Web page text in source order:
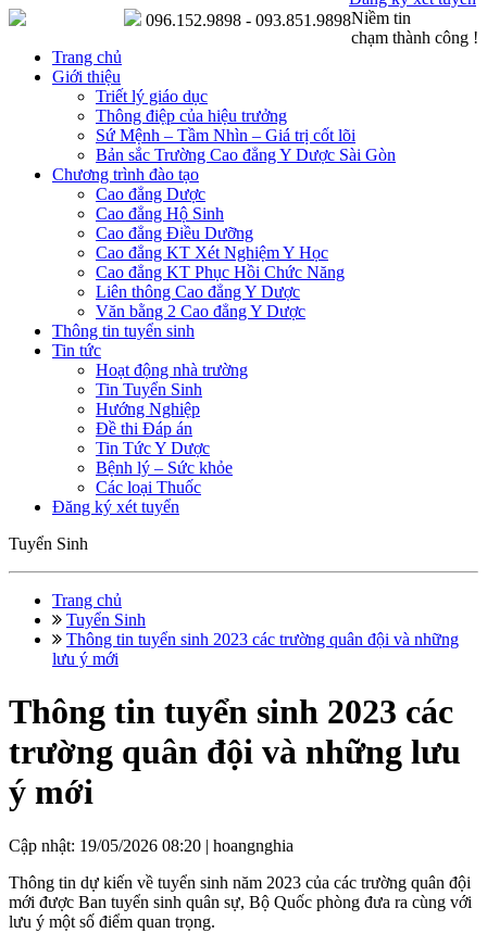
Niềm tin
chạm thành công !
096.152.9898 - 093.851.9898
Trang chủ
Giới thiệu
Triết lý giáo dục
Thông điệp của hiệu trưởng
Sứ Mệnh – Tầm Nhìn – Giá trị cốt lõi
Bản sắc Trường Cao đẳng Y Dược Sài Gòn
Chương trình đào tạo
Cao đẳng Dược
Cao đẳng Hộ Sinh
Cao đẳng Điều Dưỡng
Cao đẳng KT Xét Nghiệm Y Học
Cao đẳng KT Phục Hồi Chức Năng
Liên thông Cao đẳng Y Dược
Văn bằng 2 Cao đẳng Y Dược
Thông tin tuyển sinh
Tin tức
Hoạt động nhà trường
Tin Tuyển Sinh
Hướng Nghiệp
Đề thi Đáp án
Tin Tức Y Dược
Bệnh lý – Sức khỏe
Các loại Thuốc
Đăng ký xét tuyển
Tuyển Sinh
Trang chủ
Tuyển Sinh
Thông tin tuyển sinh 2023 các trường quân đội và những
lưu ý mới
Thông tin tuyển sinh 2023 các
trường quân đội và những lưu
ý mới
Cập nhật: 19/05/2026 08:20 | hoangnghia
Thông tin dự kiến về tuyển sinh năm 2023 của các trường quân đội
mới được Ban tuyển sinh quân sự, Bộ Quốc phòng đưa ra cùng với
lưu ý một số điểm quan trọng.